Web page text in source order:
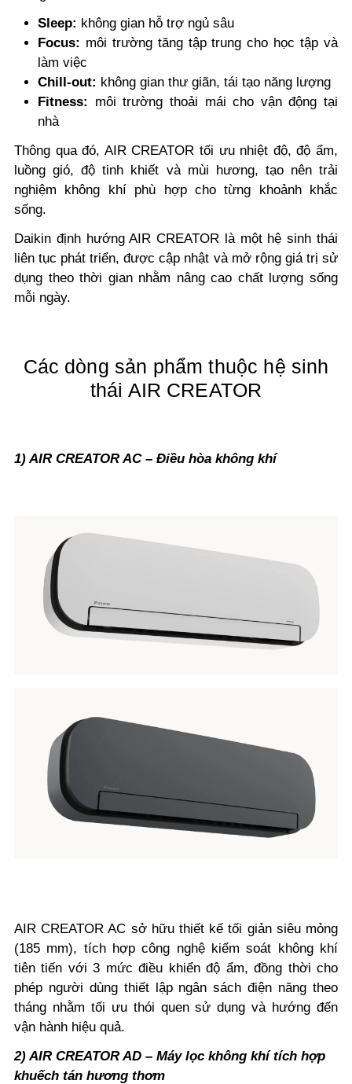
Sleep: không gian hỗ trợ ngủ sâu
Focus: môi trường tăng tập trung cho học tập và
làm việc
Chill-out: không gian thư giãn, tái tạo năng lượng
Fitness:
môi trường thoải mái cho vận động tại
nhà
Thông qua đó, AIR CREATOR tối ưu nhiệt độ, độ ẩm,
luồng gió, độ tinh khiết và mùi hương, tạo nên trải
nghiệm không khí phù hợp cho từng khoảnh khắc
sống.
Daikin định hướng AIR CREATOR là một hệ sinh thái
liên tục phát triển, được cập nhật và mở rộng giá trị sử
dụng theo thời gian nhằm nâng cao chất lượng sống
mỗi ngày.
Các dòng sản phẩm thuộc hệ sinh
thái AIR CREATOR
1) AIR CREATOR AC – Điều hòa không khí
AIR CREATOR AC sở hữu thiết kế tối giản siêu mỏng
(185 mm), tích hợp công nghệ kiểm soát không khí
tiên tiến với 3 mức điều khiển độ ẩm, đồng thời cho
phép người dùng thiết lập ngân sách điện năng theo
tháng nhằm tối ưu thói quen sử dụng và hướng đến
vận hành hiệu quả.
2) AIR CREATOR AD – Máy lọc không khí tích hợp
khuếch tán hương thơm